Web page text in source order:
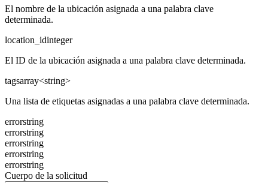
El nombre de la ubicación asignada a una palabra clave
determinada.
location_idinteger
El ID de la ubicación asignada a una palabra clave determinada.
tagsarray<string>
Una lista de etiquetas asignadas a una palabra clave determinada.
errorstring
errorstring
errorstring
errorstring
errorstring
Cuerpo de la solicitud